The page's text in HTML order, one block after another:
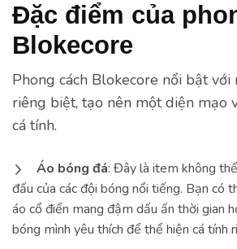
Đặc điểm của
Blokecore
Phong cách Blokecore nổi bật
riêng biệt, tạo nên một diện mạo
cá tính.
Áo bóng đá: Đây là item không
đấu của các đội bóng nổi tiếng. Bạn có
áo cổ điển mang đậm dấu ấn thời gian
bóng mình yêu thích để thể hiện cá tính